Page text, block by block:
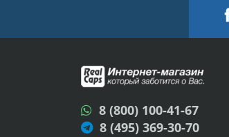
8 (800) 100-41-67
8 (495) 369-30-70